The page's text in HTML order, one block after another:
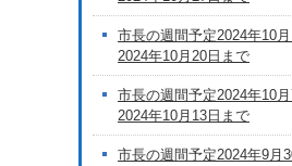
市長の週間予定2024年10
2024年10月20日まで
市長の週間予定2024年10
2024年10月13日まで
市長の週間予定2024年9月